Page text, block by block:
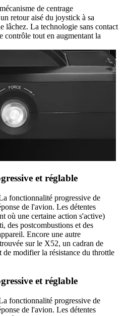
de centrage
retour aisé du joystick à sa
lâchez. La technologie sans contact
contrôle tout en augmentant la
et réglable
fonctionnalité progressive de
de l'avion. Les détentes
où une certaine action s'active)
des postcombustions et des
Encore une autre
sur le X52, un cadran de
de modifier la résistance du throttle
et réglable
fonctionnalité progressive de
de l'avion. Les détentes